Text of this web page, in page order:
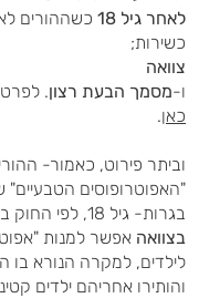
לאחר גיל 18
כשההורים
כשירות;
צוואה
ו-מסמך הבעת רצון.
כאן.
וביתר פירוט, כאמור-
"האפוטרופוסים הטבעיים"
בגרות- גיל 18, לפי החוק בישראל.
בצוואה אפשר למנות
לילדים, למקרה הנורא בו
והותירו אחריהם ילדים